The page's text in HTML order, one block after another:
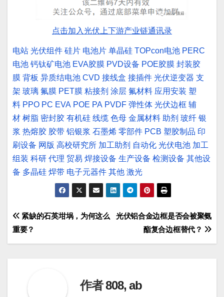
点击加入光伏上下游产业链通讯录
电站 光伏组件 硅片 电池片 单晶硅 TOPcon电池 PERC
电池 钙钛矿电池 EVA胶膜 PVD设备 POE胶膜 封装胶
膜 背板 异质结电池 CVD 接线盒 接插件 光伏逆变器 支
架 玻璃 氟膜 PET膜 粘接剂 涂层 氟材料 应用安装 塑
料 PPO PC EVA POE PA PVDF 弹性体 光伏边框 辅
材 树脂 密封胶 有机硅 线缆 色母 金属材料 助剂 玻纤 银
浆 热熔胶 胶带 铝银浆 石墨烯 零部件 PCB 塑胶制品 印
刷设备 网版 高校研究所 加工助剂 自动化 光伏电池 加工
组装 科研 代理 贸易 焊接设备 生产设备 检测设备 其他设
备 多晶硅 焊带 电子元器件 其他 激光
文
章
光伏铝合金边框是否会被聚氨
酯复合边框替代？
紧缺的石英坩埚，为何这么
重要？
作者808, ab